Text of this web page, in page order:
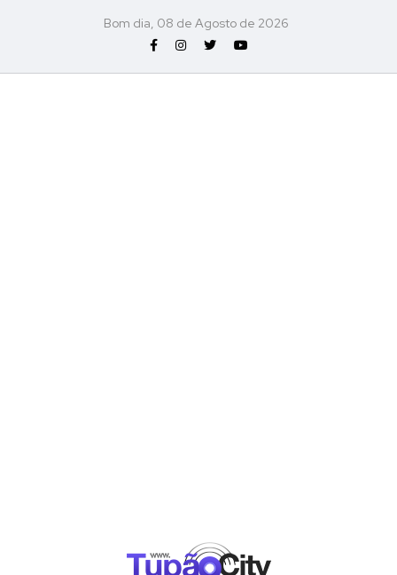
Bom dia, 08 de Agosto de 2026